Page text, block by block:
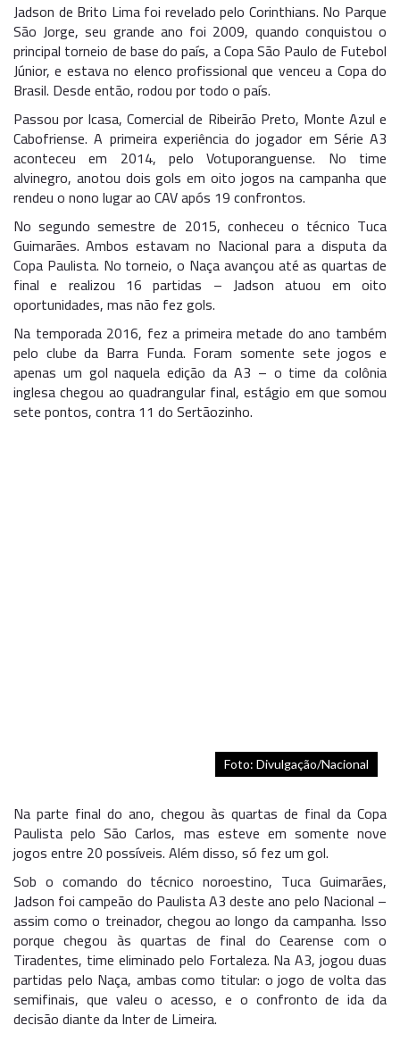
Jadson de Brito Lima foi revelado pelo Corinthians. No Parque
São Jorge, seu grande ano foi 2009, quando conquistou o
principal torneio de base do país, a Copa São Paulo de Futebol
Júnior, e estava no elenco profissional que venceu a Copa do
Brasil. Desde então, rodou por todo o país.
Passou por Icasa, Comercial de Ribeirão Preto, Monte Azul e
Cabofriense. A primeira experiência do jogador em Série A3
aconteceu em 2014, pelo Votuporanguense. No time
alvinegro, anotou dois gols em oito jogos na campanha que
rendeu o nono lugar ao CAV após 19 confrontos.
No segundo semestre de 2015, conheceu o técnico Tuca
Guimarães. Ambos estavam no Nacional para a disputa da
Copa Paulista. No torneio, o Naça avançou até as quartas de
final e realizou 16 partidas – Jadson atuou em oito
oportunidades, mas não fez gols.
Na temporada 2016, fez a primeira metade do ano também
pelo clube da Barra Funda. Foram somente sete jogos e
apenas um gol naquela edição da A3 – o time da colônia
inglesa chegou ao quadrangular final, estágio em que somou
sete pontos, contra 11 do Sertãozinho.
Foto: Divulgação/Nacional
Na parte final do ano, chegou às quartas de final da Copa
Paulista pelo São Carlos, mas esteve em somente nove
jogos entre 20 possíveis. Além disso, só fez um gol.
Sob o comando do técnico noroestino, Tuca Guimarães,
Jadson foi campeão do Paulista A3 deste ano pelo Nacional –
assim como o treinador, chegou ao longo da campanha. Isso
porque chegou às quartas de final do Cearense com o
Tiradentes, time eliminado pelo Fortaleza. Na A3, jogou duas
partidas pelo Naça, ambas como titular: o jogo de volta das
semifinais, que valeu o acesso, e o confronto de ida da
decisão diante da Inter de Limeira.